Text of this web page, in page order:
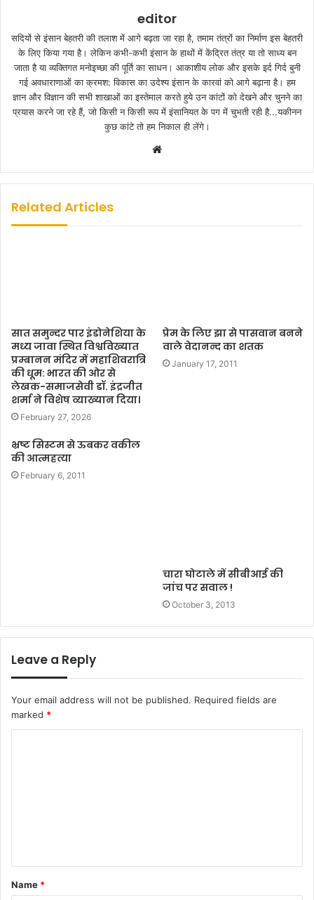
editor
सदियों से इंसान बेहतरी की तलाश में आगे बढ़ता जा रहा है, तमाम तंत्रों का निर्माण इस बेहतरी
के लिए किया गया है। लेकिन कभी-कभी इंसान के हाथों में केंद्रित तंत्र या तो साध्य बन
जाता है या व्यक्तिगत मनोइच्छा की पूर्ति का साधन। आकाशीय लोक और इसके इर्द गिर्द बुनी
गई अवधाराणाओं का क्रमश: विकास का उदेश्य इंसान के कारवां को आगे बढ़ाना है। हम
ज्ञान और विज्ञान की सभी शाखाओं का इस्तेमाल करते हुये उन कांटों को देखने और चुनने का
प्रयास करने जा रहे हैं, जो किसी न किसी रूप में इंसानियत के पग में चुभती रही है...यकीनन
कुछ कांटे तो हम निकाल ही लेंगे।
b
Related Articles
सात समुन्दर पार इंडोनेशिया के
मध्य जावा स्थित विश्वविख्यात
प्रम्बानन मंदिर में महाशिवरात्रि
की धूम: भारत की ओर से
लेखक-समाजसेवी डॉ. इंद्रजीत
शर्मा ने विशेष व्याख्यान दिया।
February 27, 2026
प्रेम के लिए झा से पासवान बनने
वाले वेदानन्द का शतक
January 17, 2011
भ्रष्ट सिस्टम से ऊबकर वकील
की आत्महत्या
February 6, 2011
चारा घोटाले में सीबीआई की
जांच पर सवाल !
October 3, 2013
Leave a Reply
Your email address will not be published. Required fields are
marked *
t
*
Name *